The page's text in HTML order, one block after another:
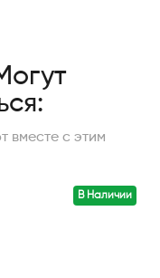
вместе с этим
В Наличии